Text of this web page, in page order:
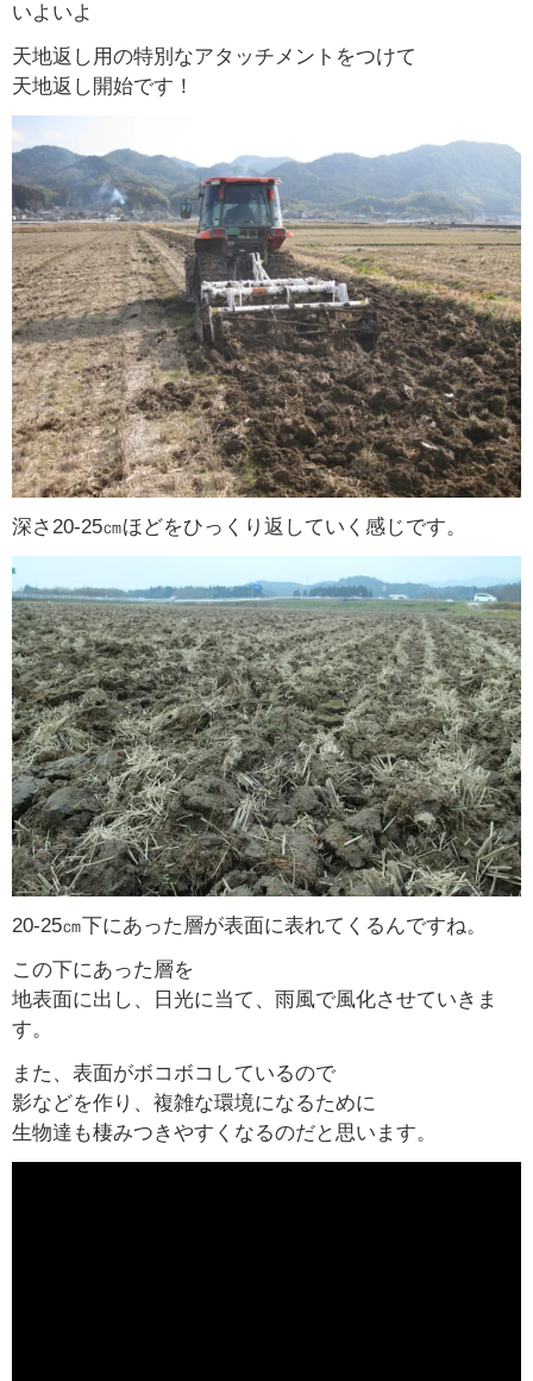
いよいよ
天地返し用の特別なアタッチメントをつけて
天地返し開始です！
深さ20-25㎝ほどをひっくり返していく感じです。
20-25㎝下にあった層が表面に表れてくるんですね。
この下にあった層を
地表面に出し、日光に当て、雨風で風化させていきま
す。
また、表面がボコボコしているので
影などを作り、複雑な環境になるために
生物達も棲みつきやすくなるのだと思います。